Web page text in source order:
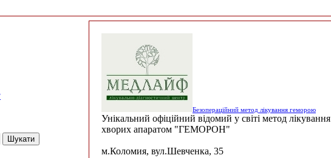
Безопераційний метод лікування геморою
Унікальний офіційний відомий у світі метод лікування
хворих апаратом "ГЕМОРОН"
м.Коломия, вул.Шевченка, 35